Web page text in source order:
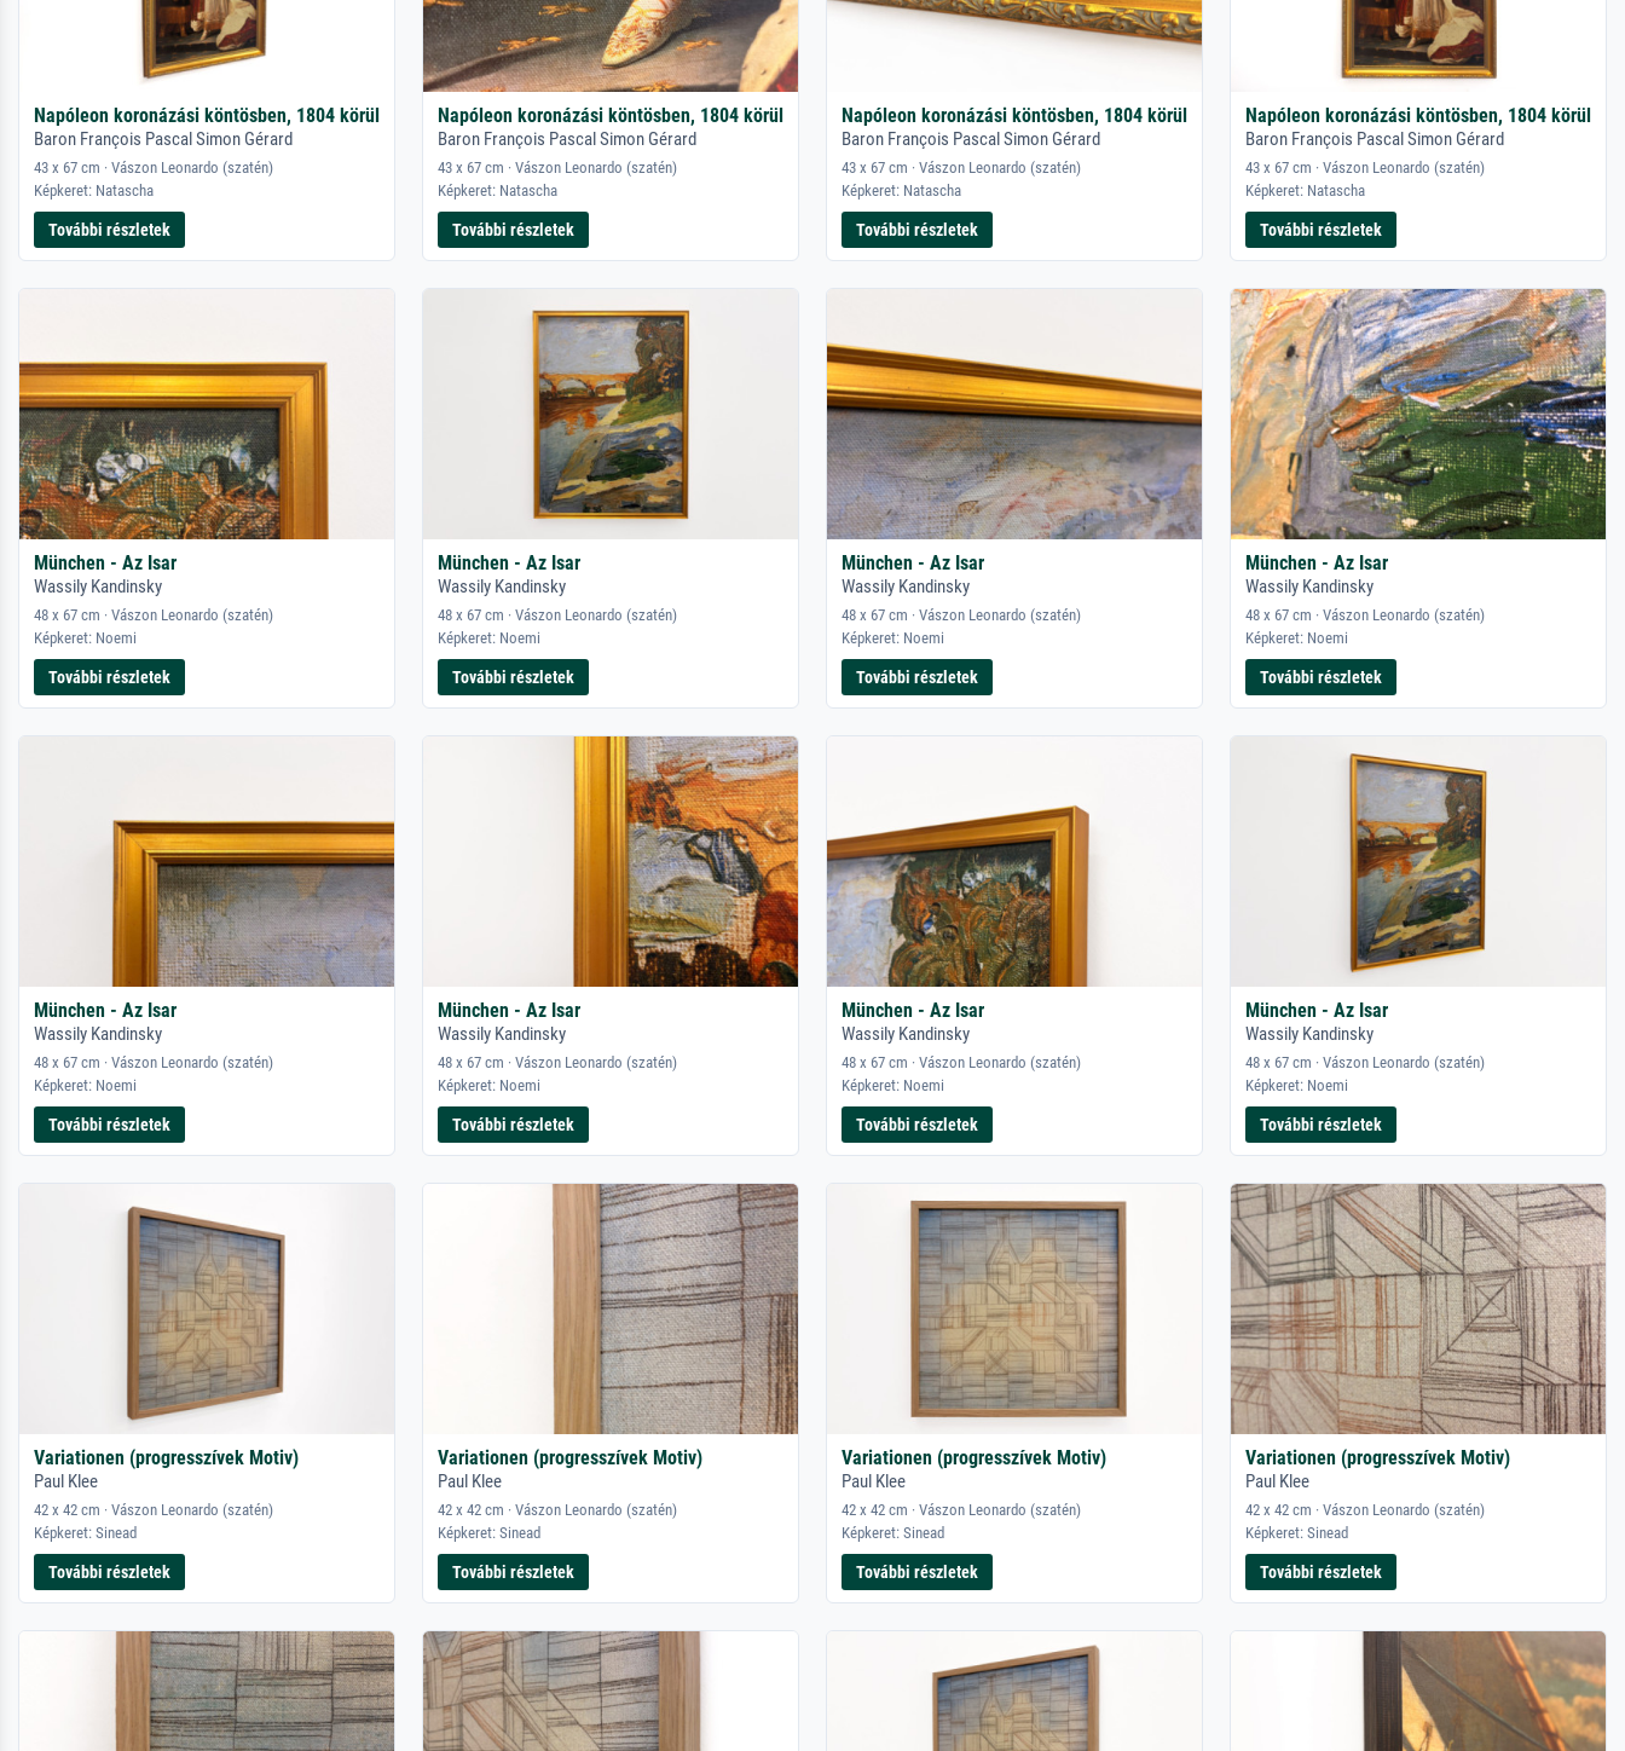
Napóleon koronázási köntösben, 1804 körül
Baron François Pascal Simon Gérard
43 x 67 cm · Vászon Leonardo (szatén)
Képkeret: Natascha
További részletek
Napóleon koronázási köntösben, 1804 körül
Baron François Pascal Simon Gérard
43 x 67 cm · Vászon Leonardo (szatén)
Képkeret: Natascha
További részletek
Napóleon koronázási köntösben, 1804 körül
Baron François Pascal Simon Gérard
43 x 67 cm · Vászon Leonardo (szatén)
Képkeret: Natascha
További részletek
Napóleon koronázási köntösben, 1804 körül
Baron François Pascal Simon Gérard
43 x 67 cm · Vászon Leonardo (szatén)
Képkeret: Natascha
További részletek
München - Az Isar
Wassily Kandinsky
48 x 67 cm · Vászon Leonardo (szatén)
Képkeret: Noemi
További részletek
München - Az Isar
Wassily Kandinsky
48 x 67 cm · Vászon Leonardo (szatén)
Képkeret: Noemi
További részletek
München - Az Isar
Wassily Kandinsky
48 x 67 cm · Vászon Leonardo (szatén)
Képkeret: Noemi
További részletek
München - Az Isar
Wassily Kandinsky
48 x 67 cm · Vászon Leonardo (szatén)
Képkeret: Noemi
További részletek
München - Az Isar
Wassily Kandinsky
48 x 67 cm · Vászon Leonardo (szatén)
Képkeret: Noemi
További részletek
München - Az Isar
Wassily Kandinsky
48 x 67 cm · Vászon Leonardo (szatén)
Képkeret: Noemi
További részletek
München - Az Isar
Wassily Kandinsky
48 x 67 cm · Vászon Leonardo (szatén)
Képkeret: Noemi
További részletek
München - Az Isar
Wassily Kandinsky
48 x 67 cm · Vászon Leonardo (szatén)
Képkeret: Noemi
További részletek
Variationen (progresszívek Motiv)
Paul Klee
42 x 42 cm · Vászon Leonardo (szatén)
Képkeret: Sinead
További részletek
Variationen (progresszívek Motiv)
Paul Klee
42 x 42 cm · Vászon Leonardo (szatén)
Képkeret: Sinead
További részletek
Variationen (progresszívek Motiv)
Paul Klee
42 x 42 cm · Vászon Leonardo (szatén)
Képkeret: Sinead
További részletek
Variationen (progresszívek Motiv)
Paul Klee
42 x 42 cm · Vászon Leonardo (szatén)
Képkeret: Sinead
További részletek